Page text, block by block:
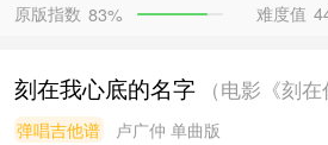
原版指数 83% 难度值
刻在我心底的名字 （电影《刻在你
弹唱吉他谱 卢广仲 单曲版